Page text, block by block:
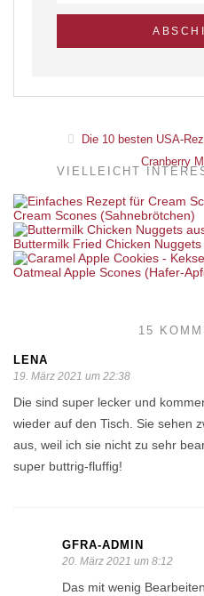
Die 10 besten USA-
Cranberry
VIELLEICHT
Cream Scones (Sahnebrötchen)
Buttermilk Fried Chicken
Oatmeal Apple Scones (Hafer-
15
LENA
19. März 2021 um 22:38
Die sind super lecker und
wieder auf den Tisch. Sie sehen
aus, weil ich sie nicht zu sehr
super buttrig-fluffig!
GFRA-ADMIN
20. März 2021 um 8:12
Das mit wenig